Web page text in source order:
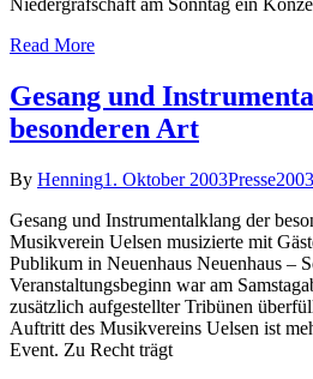
Niedergrafschaft am Sonntag ein
Read More
Gesang und
besonderen Art
By Henning1. Oktober 2003Presse2003
Gesang und Instrumentalklang der
Musikverein Uelsen musizierte mit
Publikum in Neuenhaus Neuenhaus –
Veranstaltungsbeginn war am
zusätzlich aufgestellter Tribünen
Auftritt des Musikvereins Uelsen ist
Event. Zu Recht trägt